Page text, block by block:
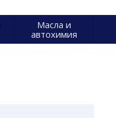
Масла и
автохимия